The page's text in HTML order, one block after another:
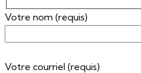
Votre nom (requis)
Votre courriel (requis)